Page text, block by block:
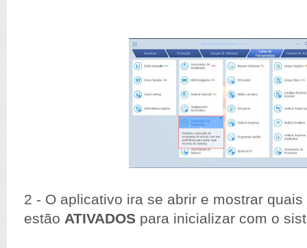
2 - O aplicativo ira se abrir e mostrar
estão ATIVADOS para inicializar com o